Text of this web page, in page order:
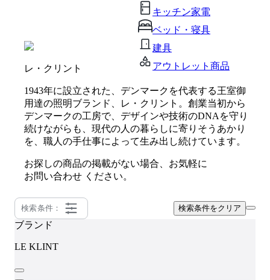
キッチン家電
ベッド・寝具
建具
アウトレット商品
レ・クリント
1943年に設立された、デンマークを代表する王室御
用達の照明ブランド、レ・クリント。創業当初から
デンマークの工房で、デザインや技術のDNAを守り
続けながらも、現代の人の暮らしに寄りそうあかり
を、職人の手仕事によって生み出し続けています。
お探しの商品の掲載がない場合、お気軽に
お問い合わせ ください。
検索条件： 検索条件をクリア
ブランド
LE KLINT